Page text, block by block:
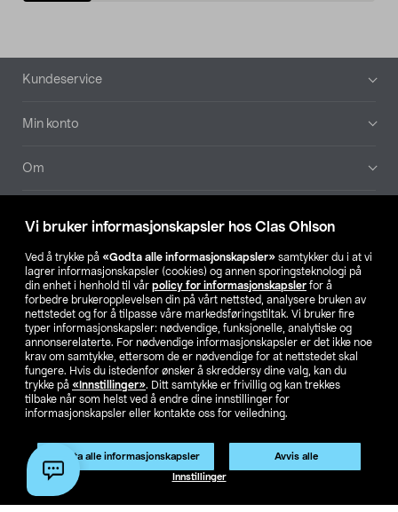
Vi bruker informasjonskapsler hos Clas Ohlson
Ved å trykke på «Godta alle informasjonskapsler» samtykker du i at vi
lagrer informasjonskapsler (cookies) og annen sporingsteknologi på
din enhet i henhold til vår policy for informasjonskapsler for å
forbedre brukeropplevelsen din på vårt nettsted, analysere bruken av
nettstedet og for å tilpasse våre markedsføringstiltak. Vi bruker fire
typer informasjonskapsler: nødvendige, funksjonelle, analytiske og
annonserelaterte. For nødvendige informasjonskapsler er det ikke noe
krav om samtykke, ettersom de er nødvendige for at nettstedet skal
fungere. Hvis du istedenfor ønsker å skreddersy dine valg, kan du
trykke på «Innstillinger». Ditt samtykke er frivillig og kan trekkes
tilbake når som helst ved å endre dine innstillinger for
informasjonskapsler eller kontakte oss for veiledning.
Godta alle informasjonskapsler Avvis alle
Innstillinger
Bunntekst
Kundeservice
Min konto
Om
Våre selskaper
Finn din butikk
SE NO FI
Privacy statement Medlemsvilkår Kjøpsvilkår
For bedrifter
Endre til priser ekskl. moms